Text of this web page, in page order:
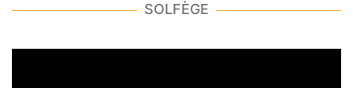
SOLFÈGE